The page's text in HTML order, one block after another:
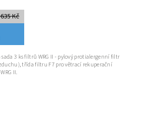
Kč
3 ks filtrů WRG II - pylový protialergenní filtr
třída filtru F7 pro větrací rekuperační
II.